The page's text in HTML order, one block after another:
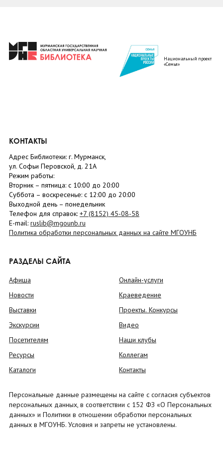
Национальный проект
«Семья»
КОНТАКТЫ
Адрес Библиотеки: г. Мурманск,
ул. Софьи Перовской, д. 21А
Режим работы:
Вторник – пятница: с 10:00 до 20:00
Суббота – воскресенье: c 12:00 до 20:00
Выходной день – понедельник
Телефон для справок: +7 (8152) 45-08-58
E-mail: ruslib@mgounb.ru
Политика обработки персональных данных на сайте МГОУНБ
РАЗДЕЛЫ САЙТА
Афиша
Новости
Выставки
Экскурсии
Посетителям
Ресурсы
Каталоги
Онлайн-услуги
Краеведение
Проекты. Конкурсы
Видео
Наши клубы
Коллегам
Контакты
Персональные данные размещены на сайте с согласия субъектов
персональных данных, в соответствии с 152 ФЗ «О Персональных
данных» и Политики в отношении обработки персональных
данных в МГОУНБ. Условия и запреты не установлены.